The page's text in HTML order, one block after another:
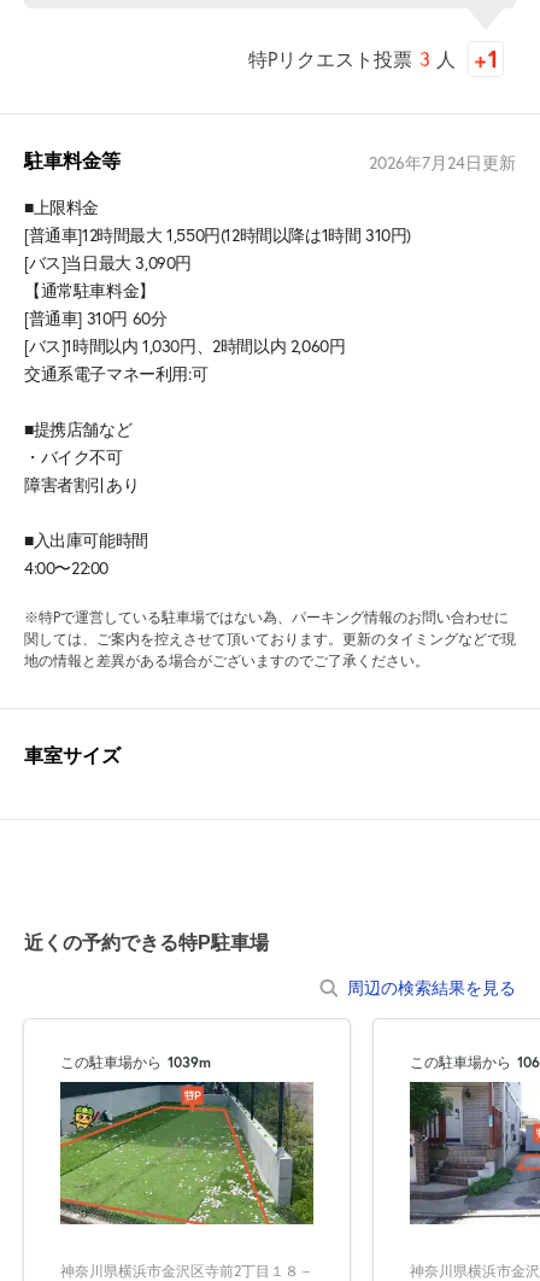
特Pリクエスト投票 3 人
駐車料金等 2026年7月24日更新
■上限料金
[普通車]12時間最大 1,550円(12時間以降は1時間 310円)
[バス]当日最大 3,090円
【通常駐車料金】
[普通車] 310円 60分
[バス]1時間以内 1,030円、2時間以内 2,060円
交通系電子マネー利用:可
■提携店舗など
・バイク不可
障害者割引あり
■入出庫可能時間
4:00〜22:00
※特Pで運営している駐車場ではない為、パーキング情報のお問い合わせに
関しては、ご案内を控えさせて頂いております。更新のタイミングなどで現
地の情報と差異がある場合がございますのでご了承ください。
車室サイズ
近くの予約できる特P駐車場
周辺の検索結果を見る
この駐車場から 1039m
神奈川県横浜市金沢区寺前2丁目１８－
この駐車場から
神奈川県横浜市金